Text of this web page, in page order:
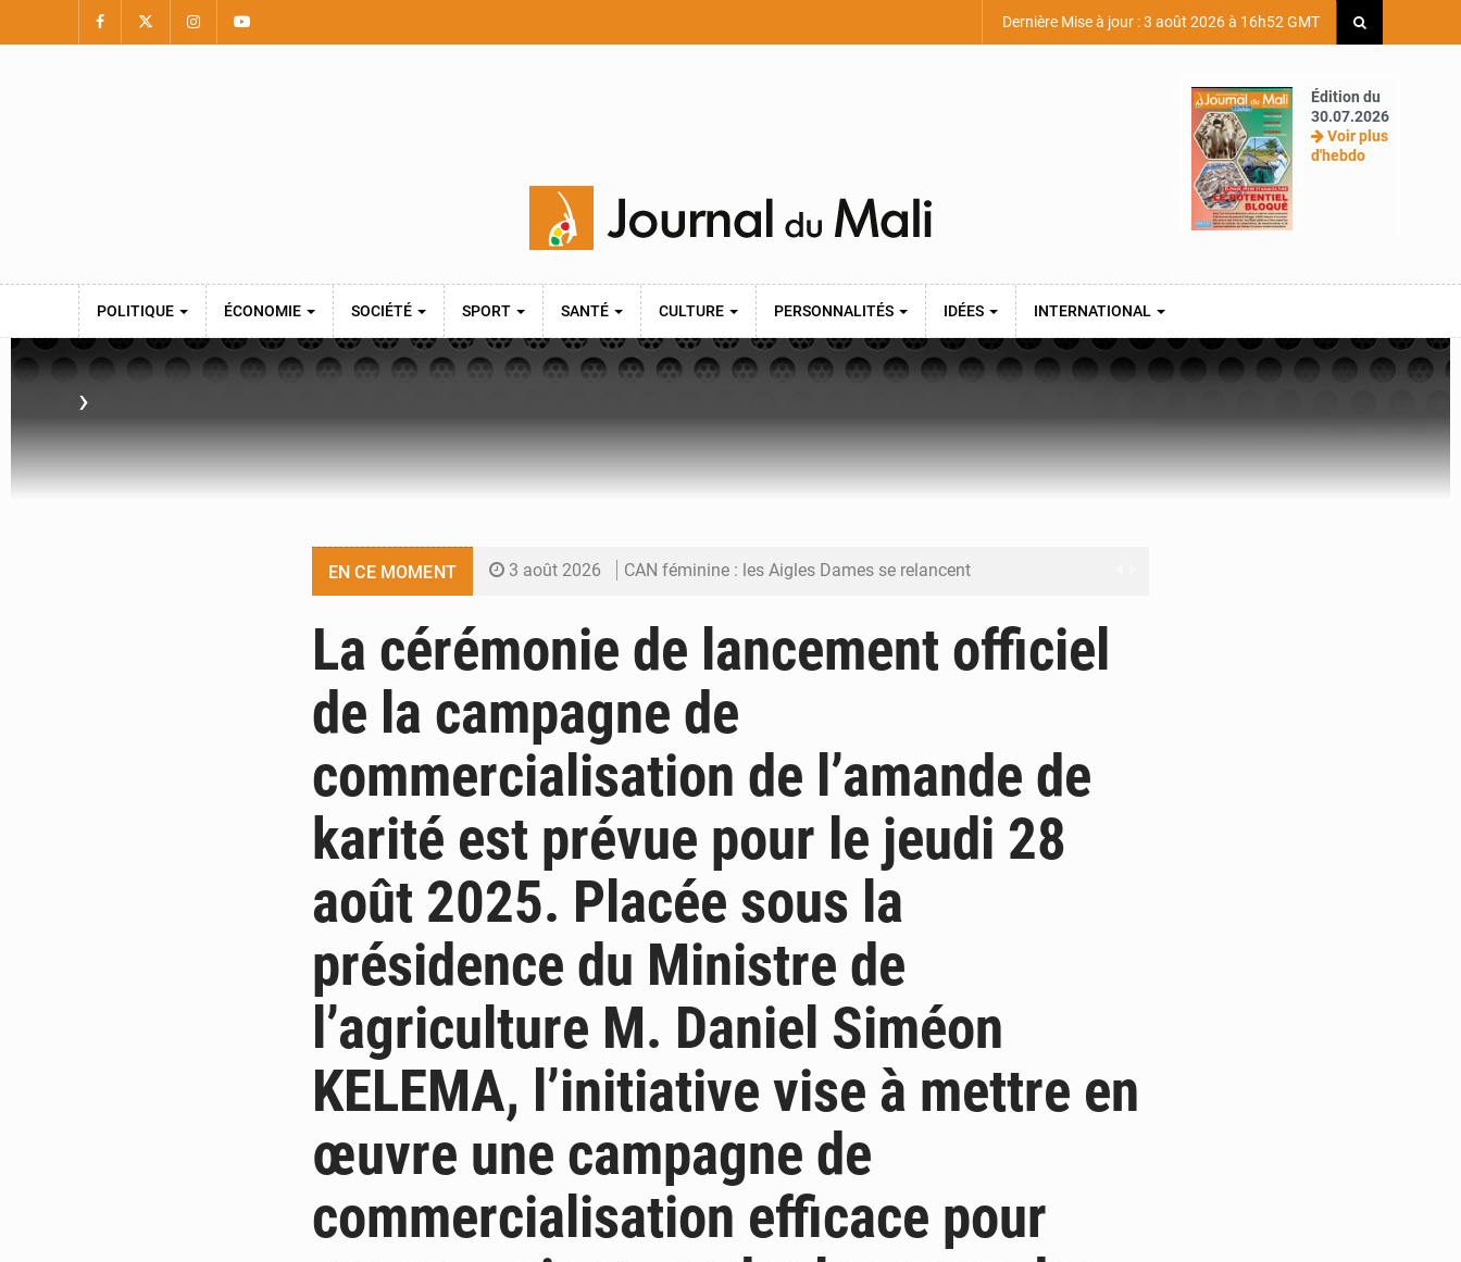
Dernière Mise à jour : 3 août 2026 à 16h52 GMT
Édition du
30.07.2026
Voir plus
d'hebdo
POLITIQUE ÉCONOMIE SOCIÉTÉ SPORT SANTÉ CULTURE PERSONNALITÉS IDÉES INTERNATIONAL
›
EN CE MOMENT 3 août 2026 CAN féminine : les Aigles Dames se relancent
3 août 2026 Hivernage : l’anticipation des crues à l’épreuve
3 août 2026 Mobilité étudiante : une présence africaine en hausse dans les universités russes
3 août 2026 Emploi des jeunes au Mali : des compétences encore difficiles à valoriser
La cérémonie de lancement officiel
de la campagne de
commercialisation de l’amande de
karité est prévue pour le jeudi 28
août 2025. Placée sous la
présidence du Ministre de
l’agriculture M. Daniel Siméon
KELEMA, l’initiative vise à mettre en
œuvre une campagne de
commercialisation efficace pour